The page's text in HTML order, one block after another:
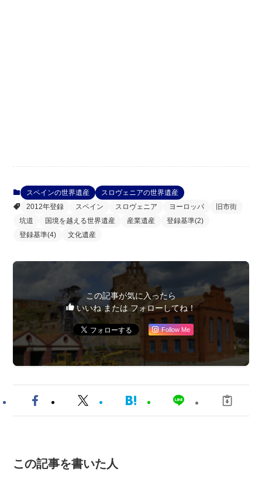
スペインの世界遺産
スロヴェニアの世界遺産
2012年登録
スペイン スロヴェニア ヨーロッパ
旧市街
坑道
国境を越える世界遺産 産業遺産
登録基準(2)
登録基準(4)
文化遺産
この記事が気に入ったら
いいね または フォローしてね！
Follow Me
この記事を書いた人